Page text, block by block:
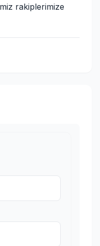
rakiplerimize